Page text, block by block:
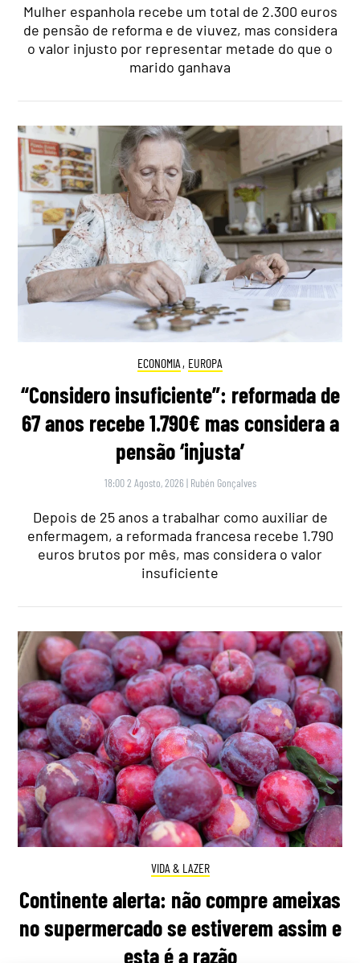
Mulher espanhola recebe um total de 2.300 euros
de pensão de reforma e de viuvez, mas considera
o valor injusto por representar metade do que o
marido ganhava
ECONOMIA , EUROPA
“Considero insuficiente”: reformada de
67 anos recebe 1.790€ mas considera a
pensão ‘injusta’
18:00 2 Agosto, 2026 | Rubén Gonçalves
Depois de 25 anos a trabalhar como auxiliar de
enfermagem, a reformada francesa recebe 1.790
euros brutos por mês, mas considera o valor
insuficiente
VIDA & LAZER
Continente alerta: não compre ameixas
no supermercado se estiverem assim e
esta é a razão